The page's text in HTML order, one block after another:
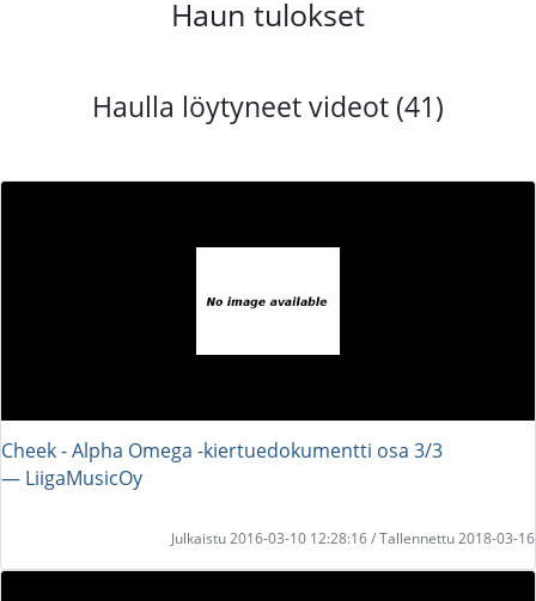
Haun tulokset
Haulla löytyneet videot (41)
Cheek - Alpha Omega -kiertuedokumentti osa 3/3
― LiigaMusicOy
Julkaistu 2016-03-10 12:28:16 / Tallennettu 2018-03-16